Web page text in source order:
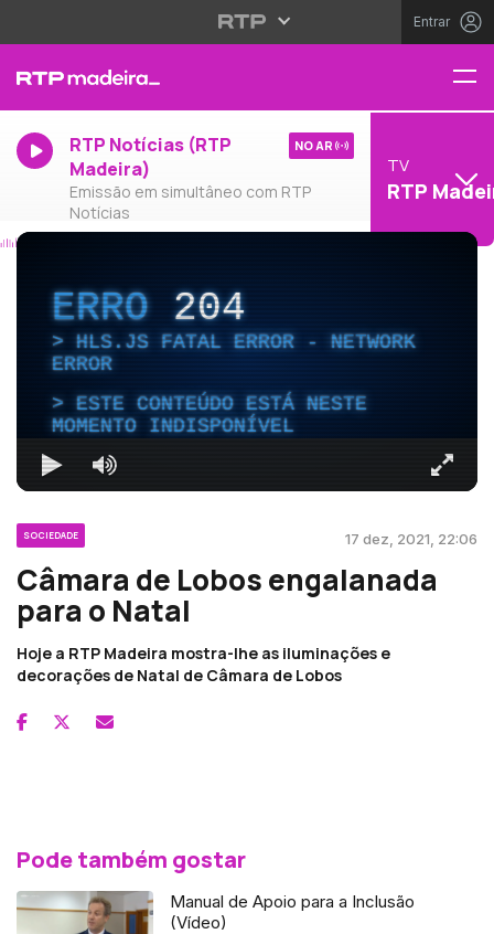
Entrar
RTP Notícias (RTP
Madeira)
Emissão em simultâneo com RTP
Notícias
NO AR
TV
RTP
ERRO204
HLS.JS FATAL ERROR - NETWORK
ERROR
ESTE CONTEÚDO ESTÁ NESTE
MOMENTO INDISPONÍVEL
SOCIEDADE 17 dez, 2021, 22:06
Câmara de Lobos engalanada
para o Natal
Hoje a RTP Madeira mostra-lhe as iluminações e
decorações de Natal de Câmara de Lobos
Pode também gostar
Manual de Apoio para a Inclusão
(Vídeo)